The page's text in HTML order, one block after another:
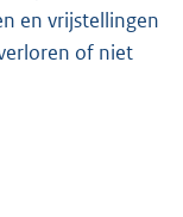
en vrijstellingen
of niet